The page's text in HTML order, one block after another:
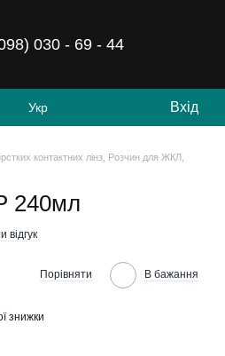
030 - 69 - 44
Укр Вхід
контактних лінз, Розчин для ЖКЛ,
240мл
відгук
Порівняти В бажання
знижки